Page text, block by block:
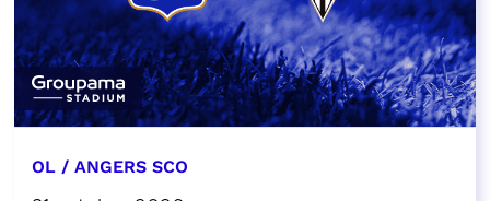
OL / ANGERS SCO